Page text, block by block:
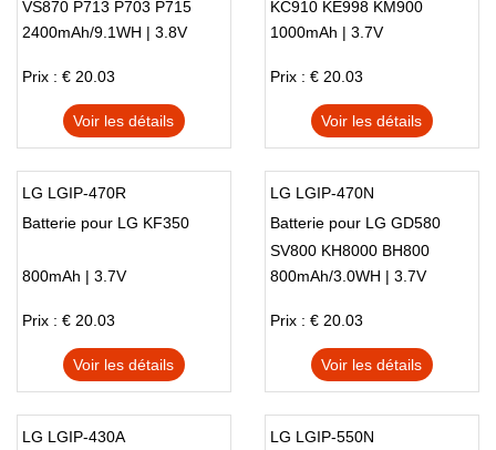
VS870 P713 P703 P715
2400mAh/9.1WH | 3.8V
Prix : € 20.03
Voir les détails
KC910 KE998 KM900
KW838 KE990
1000mAh | 3.7V
Prix : € 20.03
Voir les détails
LG LGIP-470R
Batterie pour LG KF350
800mAh | 3.7V
Prix : € 20.03
Voir les détails
LG LGIP-470N
Batterie pour LG GD580
SV800 KH8000 BH800
800mAh/3.0WH | 3.7V
Prix : € 20.03
Voir les détails
LG LGIP-430A
LG LGIP-550N